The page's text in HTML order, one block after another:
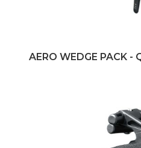
AERO WEDGE PACK -